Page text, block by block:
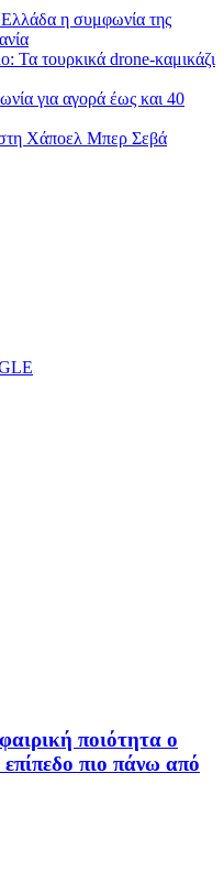
Ελλάδα η συμφωνία της
Τα τουρκικά drone-καμικάζι
για αγορά έως και 40
Χάποελ Μπερ Σεβά
ποιότητα ο
πιο πάνω από